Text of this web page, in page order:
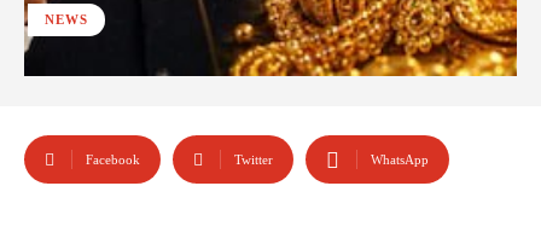
NEWS
Facebook Twitter WhatsApp